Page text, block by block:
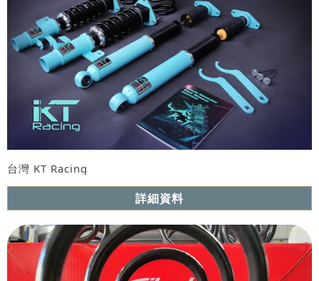
台灣 KT Racing
型號 : 街道版 與 道路版
詳細資料